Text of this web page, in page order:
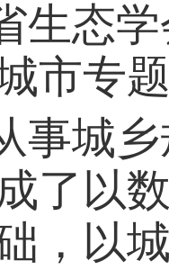
生态
市专
事城
了以
，以